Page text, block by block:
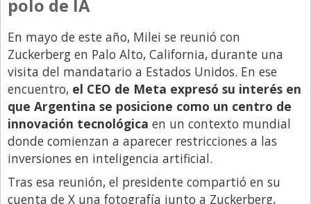
polo de IA
En mayo de este año, Milei se reunió con
Zuckerberg en Palo Alto, California, durante una
visita del mandatario a Estados Unidos. En ese
encuentro, el CEO de Meta expresó su interés en
que Argentina se posicione como un centro de
innovación tecnológica en un contexto mundial
donde comienzan a aparecer restricciones a las
inversiones en inteligencia artificial.
Tras esa reunión, el presidente compartió en su
cuenta de X una fotografía junto a Zuckerberg,